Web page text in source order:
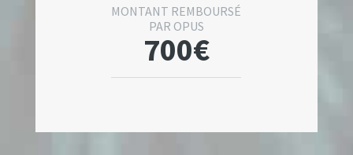
MONTANT REMBOURSÉ
PAR OPUS
700€